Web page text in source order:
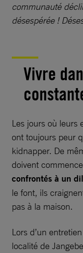
communauté
désespérée !
Vivre
Les jours où leurs
ont toujours peur
kidnapper. De
doivent
confrontés à un
le font, ils
pas à la maison.
Lors d’un
localité de